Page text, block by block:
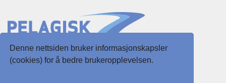
Denne nettsiden bruker informasjonskapsler
(cookies) for å bedre brukeropplevelsen.
Slottsgaten 3